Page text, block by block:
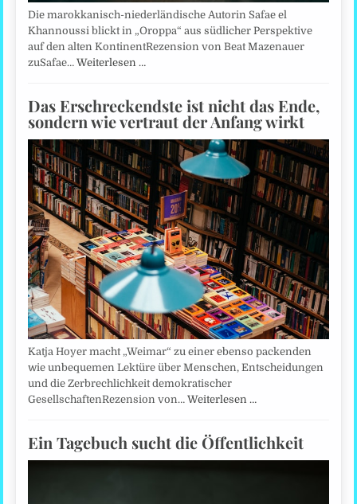
Die marokkanisch-niederländische Autorin Safae el
Khannoussi blickt in „Oroppa“ aus südlicher Perspektive
auf den alten KontinentRezension von Beat Mazenauer
zuSafae…Weiterlesen …
Das Erschreckendste ist nicht das Ende,
sondern wie vertraut der Anfang wirkt
Katja Hoyer macht „Weimar“ zu einer ebenso packenden
wie unbequemen Lektüre über Menschen, Entscheidungen
und die Zerbrechlichkeit demokratischer
GesellschaftenRezension von…Weiterlesen …
Ein Tagebuch sucht die Öffentlichkeit